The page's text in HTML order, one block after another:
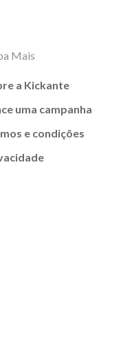
Mais
a Kickante
uma campanha
e condições